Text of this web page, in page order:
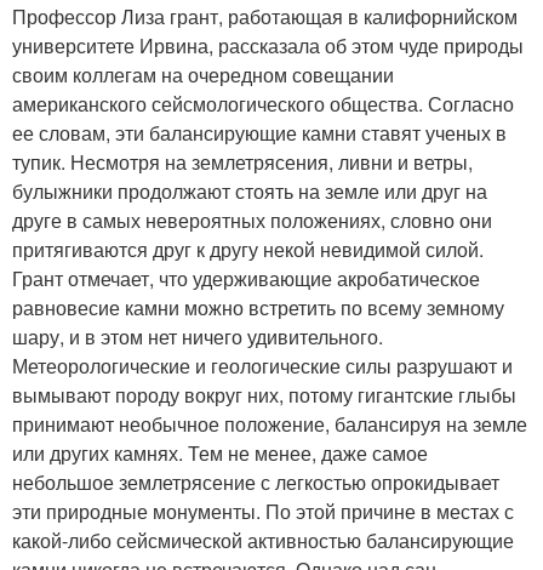
Профессор Лиза грант, работающая в калифорнийском
университете Ирвина, рассказала об этом чуде природы
своим коллегам на очередном совещании
американского сейсмологического общества. Согласно
ее словам, эти балансирующие камни ставят ученых в
тупик. Несмотря на землетрясения, ливни и ветры,
булыжники продолжают стоять на земле или друг на
друге в самых невероятных положениях, словно они
притягиваются друг к другу некой невидимой силой.
Грант отмечает, что удерживающие акробатическое
равновесие камни можно встретить по всему земному
шару, и в этом нет ничего удивительного.
Метеорологические и геологические силы разрушают и
вымывают породу вокруг них, потому гигантские глыбы
принимают необычное положение, балансируя на земле
или других камнях. Тем не менее, даже самое
небольшое землетрясение с легкостью опрокидывает
эти природные монументы. По этой причине в местах с
какой-либо сейсмической активностью балансирующие